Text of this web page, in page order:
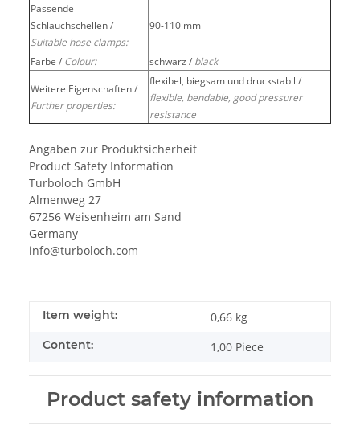
Passende
Schlauchschellen /
Suitable hose clamps:
90-110 mm
Farbe / Colour: schwarz / black
Weitere Eigenschaften /
Further properties:
flexibel, biegsam und druckstabil /
flexible, bendable, good pressurer
resistance
Angaben zur Produktsicherheit
Product Safety Information
Turboloch GmbH
Almenweg 27
67256 Weisenheim am Sand
Germany
info@turboloch.com
Item weight: 0,66 kg
Content: 1,00 Piece
Product safety information